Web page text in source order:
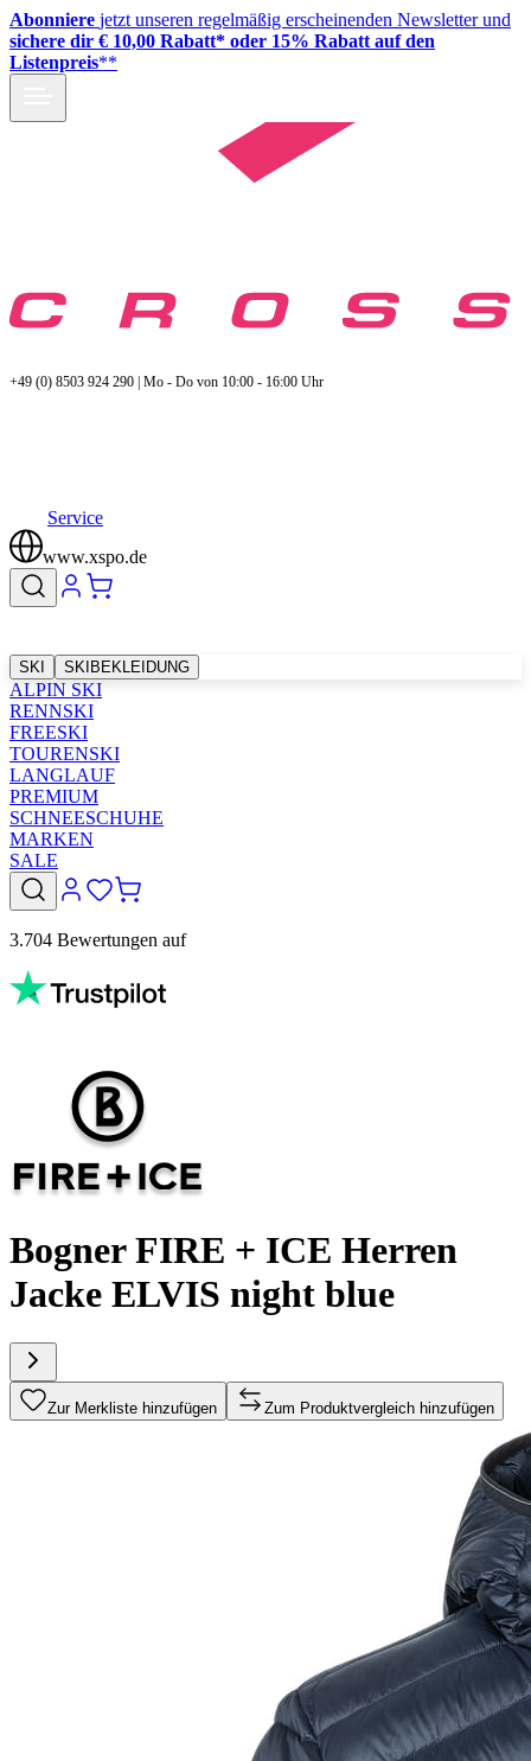
Abonniere jetzt unseren regelmäßig erscheinenden Newsletter und
sichere dir € 10,00 Rabatt* oder 15% Rabatt auf den
Listenpreis**
+49 (0) 8503 924 290 | Mo - Do von 10:00 - 16:00 Uhr
Service
www.xspo.de
SKI SKIBEKLEIDUNG
ALPIN SKI
RENNSKI
FREESKI
TOURENSKI
LANGLAUF
PREMIUM
SCHNEESCHUHE
MARKEN
SALE
3.704 Bewertungen auf
Bogner FIRE + ICE Herren
Jacke ELVIS night blue
Zur Merkliste hinzufügen Zum Produktvergleich hinzufügen